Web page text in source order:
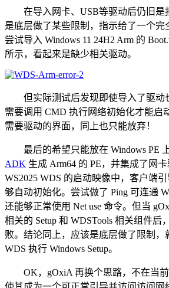
在导入网卡、USB等驱动后仍旧是
是底层做了某些限制，指示给了一个完
尝试导入 Windows 11 24H2 Arm 的
所示，看起来是缺少相关驱动。
但实际测试后发现即使导入了驱动
需要调用 CMD 执行网络初始化才能启
需要驱动的界面，同上也只能放弃！
最后的希望只能放在 Windows PE
ADK 生成 Arm64 的 PE，并集成了网
WS2025 WDS 的启动映像中，客户端
够自动初始化。尝试做了 Ping 可连通
还能够正常使用 Net use 命令。但当
相关的 Setup 和 WDSTools 相关组件后
败。结论同上，应该是底层做了限制，
WDS 执行 Windows Setup。
OK，gOxiA 再换个思路，不在当前